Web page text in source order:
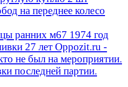
на переднее колесо
ранних м67 1974 год
27 лет Oppozit.ru -
не был на мероприятии.
последней партии.